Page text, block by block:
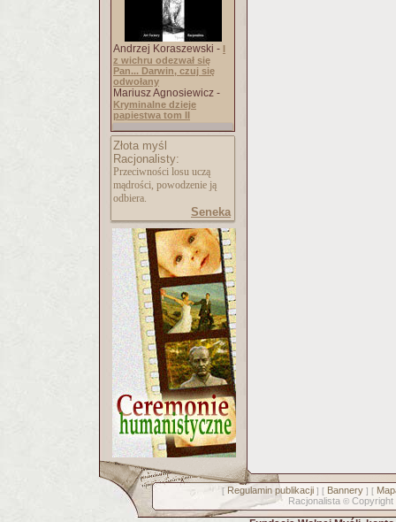
Andrzej Koraszewski - I
z wichru odezwał się
Pan... Darwin, czuj się
odwołany
Mariusz Agnosiewicz -
Kryminalne dzieje
papiestwa tom II
Złota myśl
Racjonalisty:
Przeciwności losu uczą
mądrości, powodzenie ją
odbiera.
Seneka
[ Regulamin publikacji] [ Bannery] [
Racjonalista © Copyright